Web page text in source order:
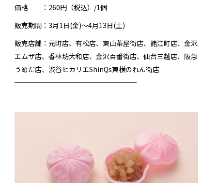
価格 ：260円（税込）/1個
販売期間：3月1日(金)～4月13日(土)
販売店舗：元町店、有松店、東山茶屋街店、諸江町店、金沢
エムザ店、香林坊大和店、金沢百番街店、仙台三越店、阪急
うめだ店、渋谷ヒカリエShinQs東横のれん街店
──────────────────